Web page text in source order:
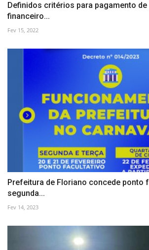
Definidos critérios para pagamento
financeiro...
Fev 15, 2022
Prefeitura de Floriano concede ponto
segunda...
Fev 14, 2023